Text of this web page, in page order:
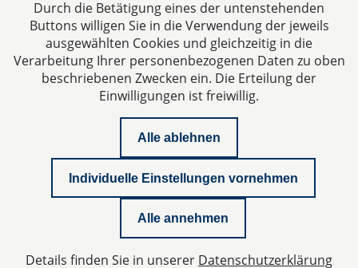
Impressum
Datenschutzerklärung
Newsletter
Durch die Betätigung eines der untenstehenden
Buttons willigen Sie in die Verwendung der jeweils
ausgewählten Cookies und gleichzeitig in die
Verarbeitung Ihrer personenbezogenen Daten zu oben
beschriebenen Zwecken ein. Die Erteilung der
Einwilligungen ist freiwillig.
Alle ablehnen
Individuelle Einstellungen vornehmen
Alle annehmen
Details finden Sie in unserer Datenschutzerklärung